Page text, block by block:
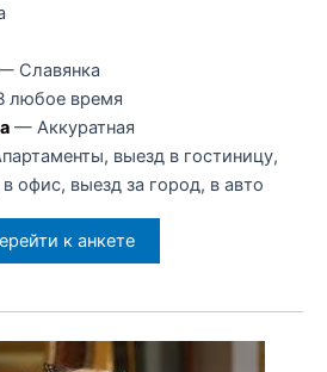
Славянка
любое время
— Аккуратная
выезд в гостиницу,
офис, выезд за город, в авто
к анкете